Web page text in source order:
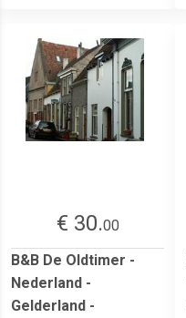
€ 30.00
B&B De Oldtimer -
Nederland -
Gelderland -